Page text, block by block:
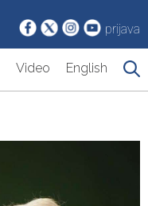
prijava
Video English